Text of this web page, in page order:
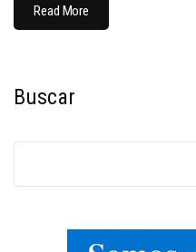
Read More
Buscar